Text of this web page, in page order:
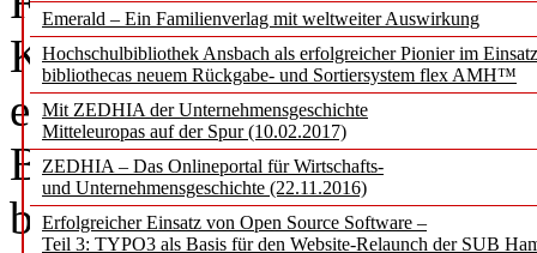
Emerald – Ein Familienverlag mit weltweiter Auswirkung
Hochschulbibliothek Ansbach als erfolgreicher Pionier im
bibliothecas neuem Rückgabe- und Sortiersystem flex AMH™
Mit ZEDHIA der Unternehmensgeschichte
Mitteleuropas auf der Spur (10.02.2017)
ZEDHIA – Das Onlineportal für Wirtschafts-
und Unternehmensgeschichte (22.11.2016)
Erfolgreicher Einsatz von Open Source Software –
Teil 3: TYPO3 als Basis für den Website-Relaunch der SUB
Kontext der Vermittlung
erreichen und gleichzeitig
Bibliothek einen
begann Anfang 2014 eine